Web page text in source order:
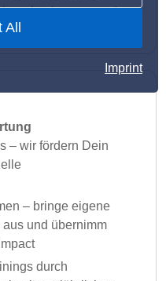
All
Imprint
kennen und
Impact
– wir fördern Dein
– bringe eigene
und übernimm
durch